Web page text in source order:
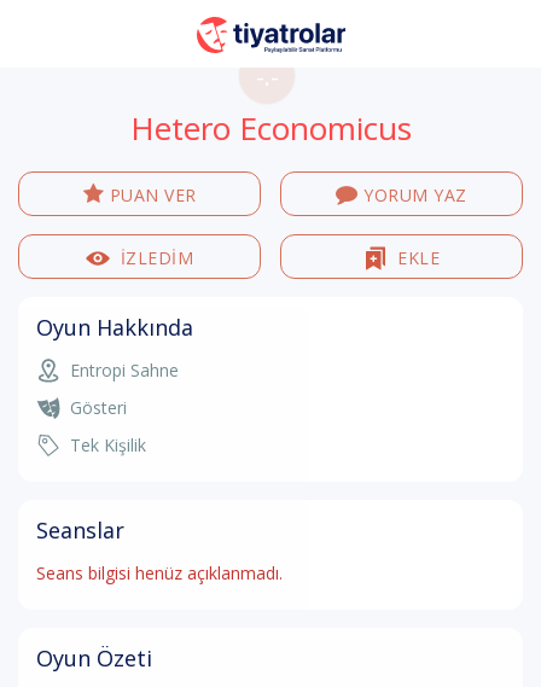
-.-
Hetero Economicus
PUAN VER YORUM YAZ
İZLEDİM EKLE
Oyun Hakkında
Entropi Sahne
Gösteri
Tek Kişilik
Seanslar
Seans bilgisi henüz açıklanmadı.
Oyun Özeti